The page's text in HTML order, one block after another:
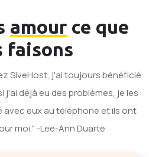
amour ce que
faisons
SiveHost, j'ai toujours bénéficié
j'ai déjà eu des problèmes, je les
avec eux au téléphone et ils ont
moi." -Lee-Ann Duarte